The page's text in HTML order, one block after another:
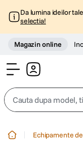
Da lumina ideilor
selectia!
Magazin online
Cauta dupa model,
Echipamente